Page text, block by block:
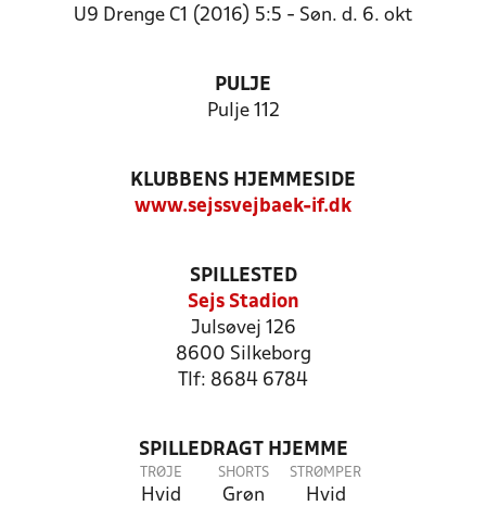
U9 Drenge C1 (2016) 5:5 - Søn. d. 6. okt
PULJE
Pulje 112
KLUBBENS HJEMMESIDE
www.sejssvejbaek-if.dk
SPILLESTED
Sejs Stadion
Julsøvej 126
8600 Silkeborg
Tlf: 8684 6784
SPILLEDRAGT HJEMME
TRØJE
Hvid
SHORTS
Grøn
STRØMPER
Hvid